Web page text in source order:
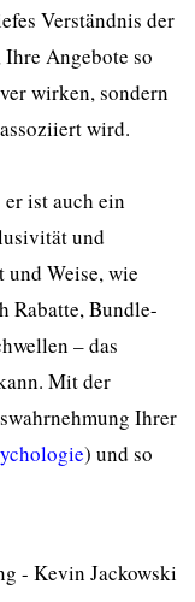
Verständnis der
Angebote so
wirken, sondern
wird.
ist auch ein
und
und Weise, wie
Rabatte, Bundle-
– das
Mit der
Ihrer
) und so